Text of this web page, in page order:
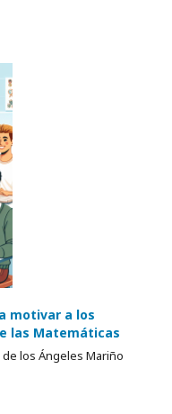
motivar a los
las Matemáticas
de los Ángeles Mariño